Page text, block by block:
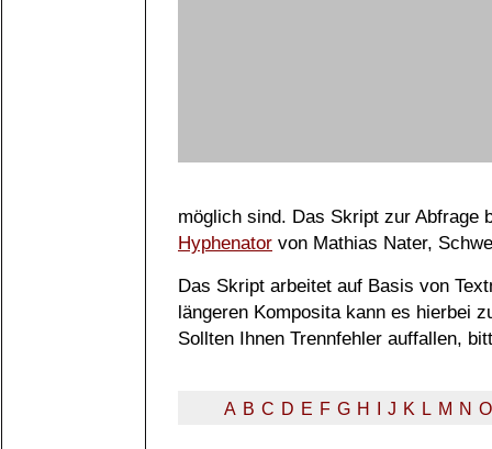
möglich sind. Das Skript zur Abfrage
Hyphenator von Mathias Nater,
Das Skript arbeitet auf Basis von
längeren Komposita kann es hierbei
Sollten Ihnen Trennfehler auffallen,
A B C D E F G H J K L M N O